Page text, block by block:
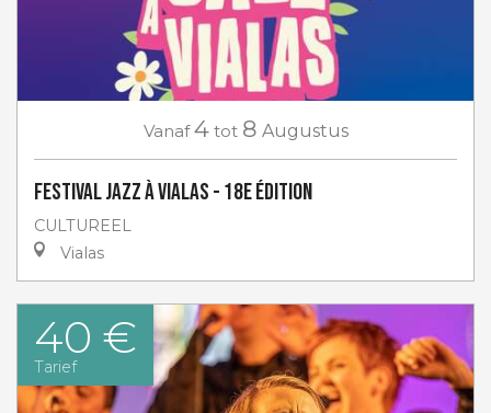
Vanaf 4 tot 8 Augustus
Festival Jazz à Vialas - 18e Édition
CULTUREEL
Vialas
40 €
Tarief